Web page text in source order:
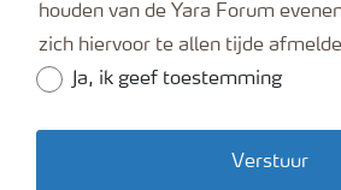
houden van de Yara Forum
zich hiervoor te allen tijde
Ja, ik geef toestemming
Verstuur